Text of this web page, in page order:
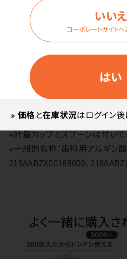
はい
いいえ
コーポレートサイト
※ 価格と在庫状況はログイン
メーカー・ブランド
サンエス石膏
※計量カップとスプーンは付いて
※一般的名称：歯科用アルギン
219AABZX00188000、
よく一緒に購入